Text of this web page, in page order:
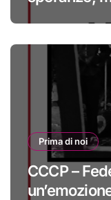
Prima di noi
CCCP –